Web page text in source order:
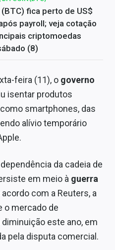
fica perto de US$
payroll; veja cotação
criptomoedas
(8)
feira (11), o governo
isentar produtos
smartphones, das
alívio temporário
da cadeia de
em meio à guerra
com a Reuters, a
o mercado de
este ano, em
pela disputa comercial.